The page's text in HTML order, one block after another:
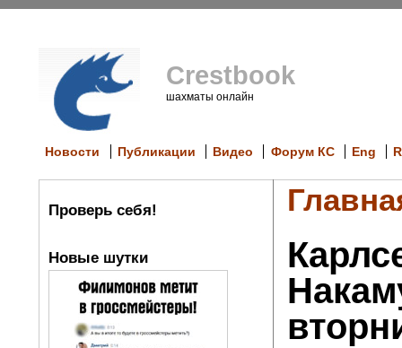
Crestbook
шахматы онлайн
Новости Публикации Видео Форум КС Eng
Проверь себя!
Новые шутки